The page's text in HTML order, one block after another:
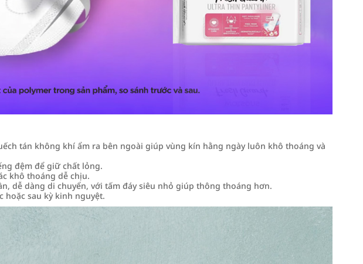
tán không khí ẩm ra bên ngoài giúp vùng kín hằng ngày luôn khô thoáng và
đệm để giữ chất lỏng.
khô thoáng dễ chịu.
dễ dàng di chuyển, với tấm đáy siêu nhỏ giúp thông thoáng hơn.
hoặc sau kỳ kinh nguyệt.